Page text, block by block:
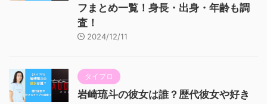
フまとめ一覧！身長・出身・年齢も調
査！
2024/12/11
タイプロ
岩崎琉斗の彼女は誰？歴代彼女や好き